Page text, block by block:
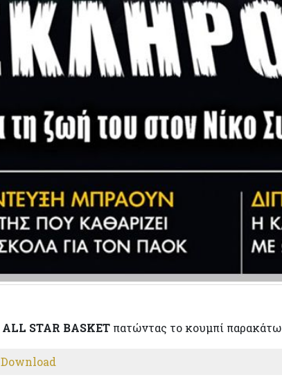
ALL STAR BASKETπατώντας το κουμπί παρακάτω
Download